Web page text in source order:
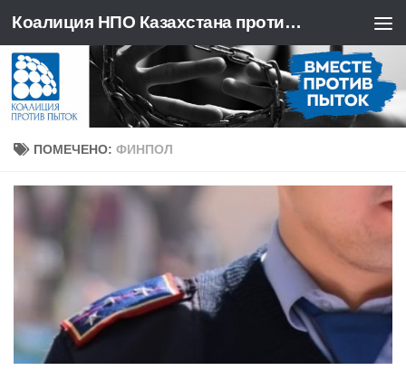
Перейти к содержимому Коалиция НПО Казахстана против пыток
ПОМЕЧЕНО: ФИНПОЛ